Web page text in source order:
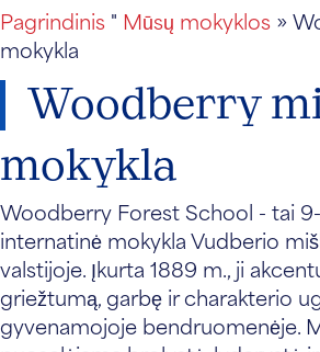
Pagrindinis " Mūsų mokyklos »
mokykla
Woodberry
mokykla
Woodberry Forest School - tai 9-
internatinė mokykla Vudberio
valstijoje. Įkurta 1889 m., ji
griežtumą, garbę ir charakterio
gyvenamojoje bendruomenėje.